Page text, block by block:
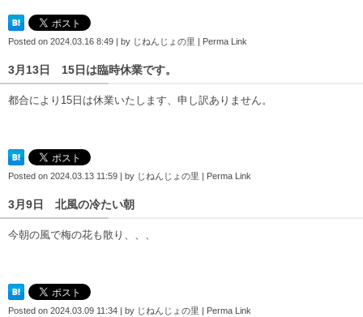
Posted on 2024.03.16 8:49 | by じねんじょの里 | Perma Link
3月13日 15日は臨時休業です。
都合により15日は休業いたします、申し訳ありません。
Posted on 2024.03.13 11:59 | by じねんじょの里 | Perma Link
3月9日 北風の冷たい朝
今朝の風で梅の花も散り、、、
Posted on 2024.03.09 11:34 | by じねんじょの里 | Perma Link